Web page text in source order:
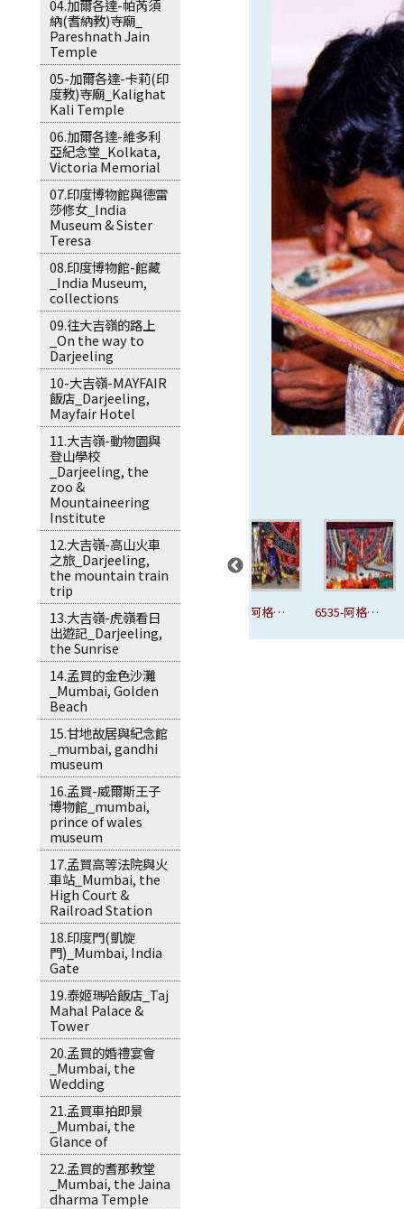
04.加爾各達-帕芮須
納(耆納教)寺廟_
Pareshnath Jain
Temple
05-加爾各達-卡莉(印
度教)寺廟_Kalighat
Kali Temple
06.加爾各達-維多利
亞紀念堂_Kolkata,
Victoria Memorial
07.印度博物館與德雷
莎修女_India
Museum & Sister
Teresa
08.印度博物館-館藏
_India Museum,
collections
09.往大吉嶺的路上
_On the way to
Darjeeling
10-大吉嶺-MAYFAIR
飯店_Darjeeling,
Mayfair Hotel
11.大吉嶺-動物園與
登山學校
_Darjeeling, the
zoo &
Mountaineering
Institute
12.大吉嶺-高山火車
之旅_Darjeeling,
the mountain train
trip
13.大吉嶺-虎嶺看日
出遊記_Darjeeling,
the Sunrise
14.孟買的金色沙灘
_Mumbai, Golden
Beach
15.甘地故居與紀念館
_mumbai, gandhi
museum
16.孟買-威爾斯王子
博物館_mumbai,
prince of wales
museum
17.孟買高等法院與火
車站_Mumbai, the
High Court &
Railroad Station
18.印度門(凱旋
門)_Mumbai, India
Gate
19.泰姬瑪哈飯店_Taj
Mahal Palace &
Tower
20.孟買的婚禮宴會
_Mumbai, the
Wedding
21.孟買車拍即景
_Mumbai, the
Glance of
22.孟買的耆那教堂
_Mumbai, the Jaina
dharma Temple
6532-阿格拉-
飯店-木偶戲
表演.JPG
6533-阿格拉-
飯店-木偶戲
6534-阿格拉-
6535-阿格拉-